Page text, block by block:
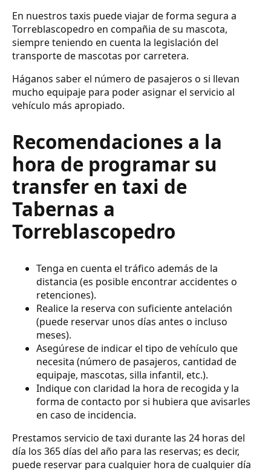
En nuestros taxis puede viajar de forma segura a
Torreblascopedro en compañia de su mascota,
siempre teniendo en cuenta la legislación del
transporte de mascotas por carretera.
Háganos saber el número de pasajeros o si llevan
mucho equipaje para poder asignar el servicio al
vehículo más apropiado.
Recomendaciones a la
hora de programar su
transfer en taxi de
Tabernas a
Torreblascopedro
Tenga en cuenta el tráfico además de la
distancia (es posible encontrar accidentes o
retenciones).
Realice la reserva con suficiente antelación
(puede reservar unos días antes o incluso
meses).
Asegúrese de indicar el tipo de vehículo que
necesita (número de pasajeros, cantidad de
equipaje, mascotas, silla infantil, etc.).
Indique con claridad la hora de recogida y la
forma de contacto por si hubiera que avisarles
en caso de incidencia.
Prestamos servicio de taxi durante las 24 horas del
día los 365 días del año para las reservas; es decir,
puede reservar para cualquier hora de cualquier día